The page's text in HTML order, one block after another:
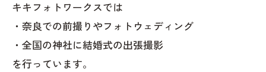
キキフォトワークスでは
・奈良での前撮りやフォトウェディング
・全国の神社に結婚式の出張撮影
を行っています。